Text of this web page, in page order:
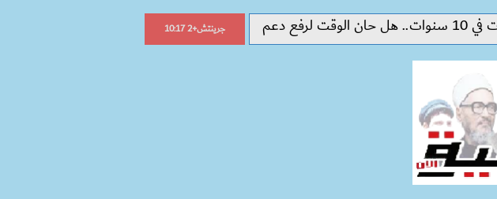
“جبروت امرأة”.. مارست الرذيلة جرينتش+2 10:17